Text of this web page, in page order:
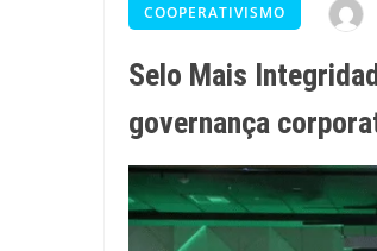
COOPERATIVISMO
Selo Mais
governança